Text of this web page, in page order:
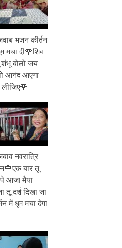
भजन कीर्तन
मचा दी🌹शिव
बोलो जय
आनंद आएगा
नवरात्रि
बार तू
आजा मैया
तू दर्श दिखा जा
में धूम मचा देगा